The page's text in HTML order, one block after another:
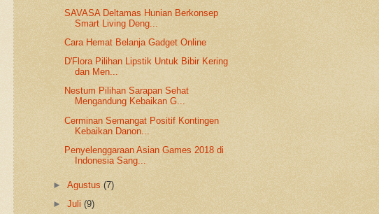
SAVASA Deltamas Hunian Berkonsep
Smart Living Deng...
Cara Hemat Belanja Gadget Online
D'Flora Pilihan Lipstik Untuk Bibir Kering
dan Men...
Nestum Pilihan Sarapan Sehat
Mengandung Kebaikan G...
Cerminan Semangat Positif Kontingen
Kebaikan Danon...
Penyelenggaraan Asian Games 2018 di
Indonesia Sang...
►Agustus(7)
►Juli(9)